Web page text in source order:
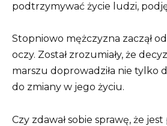
podtrzymywać życie ludzi,
Stopniowo mężczyzna zaczął
oczy. Został zrozumiały, że
marszu doprowadziła nie tylko
do zmiany w jego życiu.
Czy zdawał sobie sprawę, że